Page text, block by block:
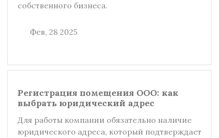
собственного бизнеса.
Фев, 28 2025
Регистрация помещения ООО: как
выбрать юридический адрес
Для работы компании обязательно наличие
юридического адреса, который подтверждает